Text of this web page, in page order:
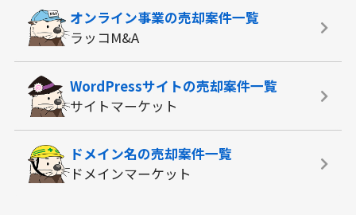
オンライン事業の売却案件一覧
ラッコM&A
WordPressサイトの売却案件一覧
サイトマーケット
ドメイン名の売却案件一覧
ドメインマーケット